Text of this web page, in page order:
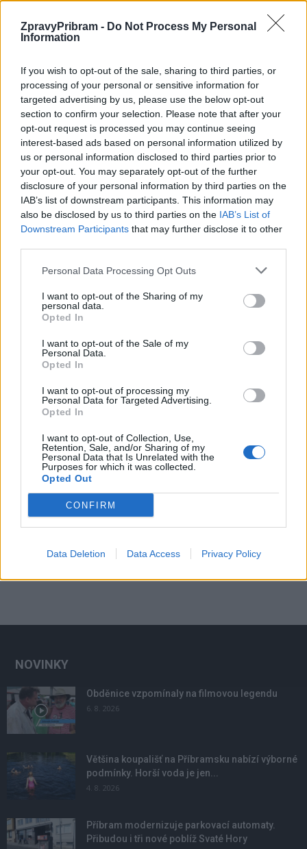
ZpravyPribram - Do Not Process My Personal
Information
If you wish to opt-out of the sale, sharing to third parties, or
processing of your personal or sensitive information for
targeted advertising by us, please use the below opt-out
section to confirm your selection. Please note that after your
opt-out request is processed you may continue seeing
interest-based ads based on personal information utilized by
us or personal information disclosed to third parties prior to
your opt-out. You may separately opt-out of the further
disclosure of your personal information by third parties on the
IAB’s list of downstream participants. This information may
also be disclosed by us to third parties on the IAB’s List of
Downstream Participants that may further disclose it to other
Personal Data Processing Opt Outs
I want to opt-out of the Sharing of my
personal data.
Opted In
I want to opt-out of the Sale of my
Personal Data.
Opted In
I want to opt-out of processing my
Personal Data for Targeted Advertising.
Opted In
I want to opt-out of Collection, Use,
Retention, Sale, and/or Sharing of my
Personal Data that Is Unrelated with the
Purposes for which it was collected.
Opted Out
CONFIRM
Data Deletion Data Access Privacy Policy
Okradl spící obsluhu restaurace
i přes zákaz pobytu
Studenti se zachovali poctivě
a získají odměnu
SOUVISEJÍCÍ ČLÁNKY
VÍCE OD AUTORA
Váš názor
Vedení města po roce otočilo. Zastupitel
Václav Dvořák připomíná ztracený čas
u 2. polikliniky
Váš názor
kritizuje vedení města. Krátké
zastupitelstvo podle něj odhalilo staré
problémy
Václav Dvořák k dubnovému
zastupitelstvu. Prodej školy, dotace
i ztráty Technických služeb
NOVINKY
Obděnice vzpomínaly na filmovou legendu
6. 8. 2026
Většina koupališť na Příbramsku nabízí výborné
podmínky. Horší voda je jen...
4. 8. 2026
Příbram modernizuje parkovací automaty.
Přibudou i tři nové poblíž Svaté Hory